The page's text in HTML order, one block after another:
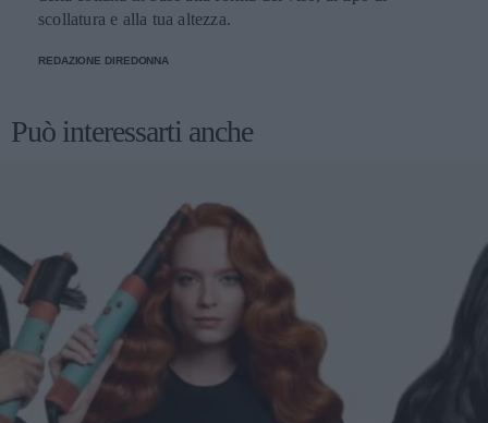
scollatura e alla tua altezza.
REDAZIONE DIREDONNA
Può interessarti anche